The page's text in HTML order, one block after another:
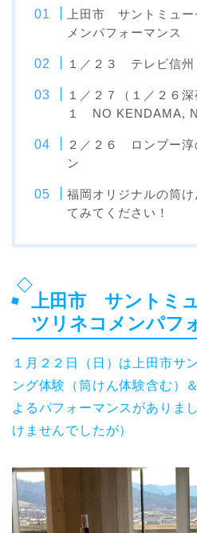
上田市 サントミュー
メンパフォーマンス
１／２３ テレビ信
１／２７（１／２６
１ NO KENDAMA,
２／２６ ロンブー淳
ン
福岡オリジナルの筒
てみてください！
上田市 サントミ
ツリネコメンパフ
１月２２日（日）は上田市サ
ング体験（筒けん体験含む）
よるパフォーマンスがありま
けませんでしたが）